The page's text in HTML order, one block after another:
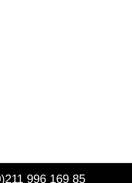
996 169 85